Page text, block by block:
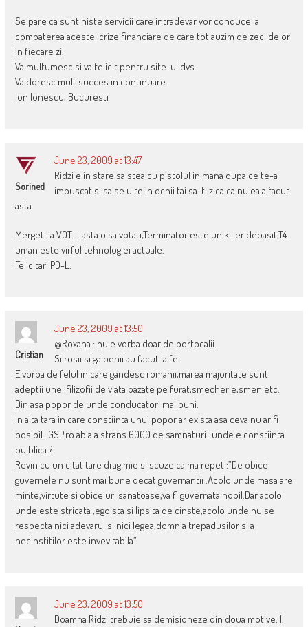
Se pare ca sunt niste servicii care intradevar vor conduce la
combaterea acestei crize financiare de care tot auzim de zeci de ori
in fiecare zi.
Va multumesc si va felicit pentru site-ul dvs.
Va doresc mult succes in continuare.
Ion Ionescu, Bucuresti
Sorined
June 23, 2009 at 13:47
Ridzi e in stare sa stea cu pistolul in mana dupa ce te-a
impuscat si sa se uite in ochii tai sa-ti zica ca nu ea a facut
asta.
Mergeti la VOT ….asta o sa votati,Terminator este un killer depasit,T4
uman este virful tehnologiei actuale.
Felicitari PD-L.
Cristian
June 23, 2009 at 13:50
@Roxana : nu e vorba doar de portocalii.
Si rosii si galbenii au facut la fel.
E vorba de felul in care gandesc romanii,marea majoritate sunt
adeptii unei filizofii de viata bazate pe furat,smecherie,smen etc.
Din asa popor de unde conducatori mai buni.
In alta tara in care constiinta unui popor ar exista asa ceva nu ar fi
posibil…GSP.ro abia a strans 6000 de samnaturi…unde e constiinta
pulblica ?
Revin cu un citat tare drag mie si scuze ca ma repet :”De obicei
guvernele nu sunt mai bune decat guvernantii .Acolo unde masa are
minte,virtute si obiceiuri sanatoase,va fi guvernata nobil.Dar acolo
unde este stricata ,egoista si lipsita de cinste,acolo unde nu se
respecta nici adevarul si nici legea,domnia trepadusilor si a
necinstitilor este invevitabila”
June 23, 2009 at 13:50
Doamna Ridzi trebuie sa demisioneze din doua motive: 1.